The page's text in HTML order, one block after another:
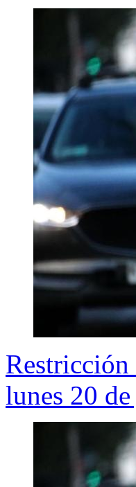
Restricción
lunes 20